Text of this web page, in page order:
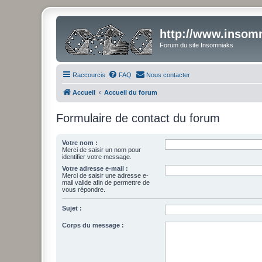
http://
Forum du site Insomniaks
Raccourcis FAQ Nous contacter
Accueil Accueil du forum
Formulaire de contact du forum
Votre nom :
Merci de saisir un nom pour
identifier votre message.
Votre adresse e-mail :
Merci de saisir une adresse e-
mail valide afin de permettre de
vous répondre.
Sujet :
Corps du message :